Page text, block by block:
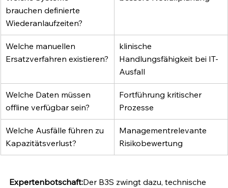
brauchen definierte
Wiederanlaufzeiten?
Welche manuellen
Ersatzverfahren existieren?
klinische
Handlungsfähigkeit bei IT-
Ausfall
Welche Daten müssen
offline verfügbar sein?
Fortführung kritischer
Prozesse
Welche Ausfälle führen zu
Kapazitätsverlust?
Managementrelevante
Risikobewertung
Expertenbotschaft:Der B3S zwingt dazu, technische